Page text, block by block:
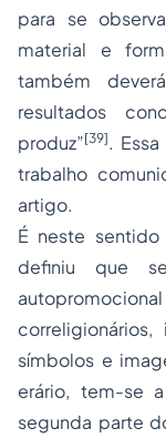
para se
material e
também
resultados
produz”[39].
trabalho
artigo.
É neste sentido
definiu que
símbolos e
erário, tem-se
segunda parte